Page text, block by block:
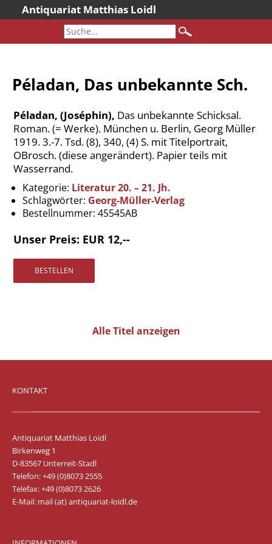
Antiquariat Matthias Loidl
Aktuelles
Neueingänge
Sonderangebote
Katalogarchiv
Newsletter
Über uns
Kontakt
Versandkosten
AGB
Vertrag widerrufen
Péladan, Das unbekannte Sch.
Péladan, (Joséphin), Das unbekannte Schicksal.
Roman. (= Werke). München u. Berlin, Georg Müller
1919. 3.-7. Tsd. (8), 340, (4) S. mit Titelportrait,
OBrosch. (diese angerändert). Papier teils mit
Wasserrand.
Kategorie: Literatur 20. – 21. Jh.
Schlagwörter: Georg-Müller-Verlag
Bestellnummer: 45545AB
Unser Preis: EUR 12,--
Alle Titel anzeigen
KONTAKT
Antiquariat Matthias Loidl
Birkenweg 1
D-83567 Unterreit-Stadl
Telefon: +49 (0)8073 2555
Telefax: +49 (0)8073 2626
E-Mail: mail (at) antiquariat-loidl.de